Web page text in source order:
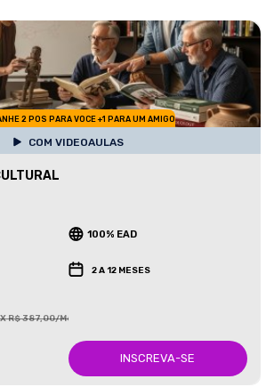
2 POS PARA VOCE +1 PARA UM AMIGO
COM VIDEOAULAS
100% EAD
2 A 12 MESES
R$ 387,00/Mês
INSCREVA-SE